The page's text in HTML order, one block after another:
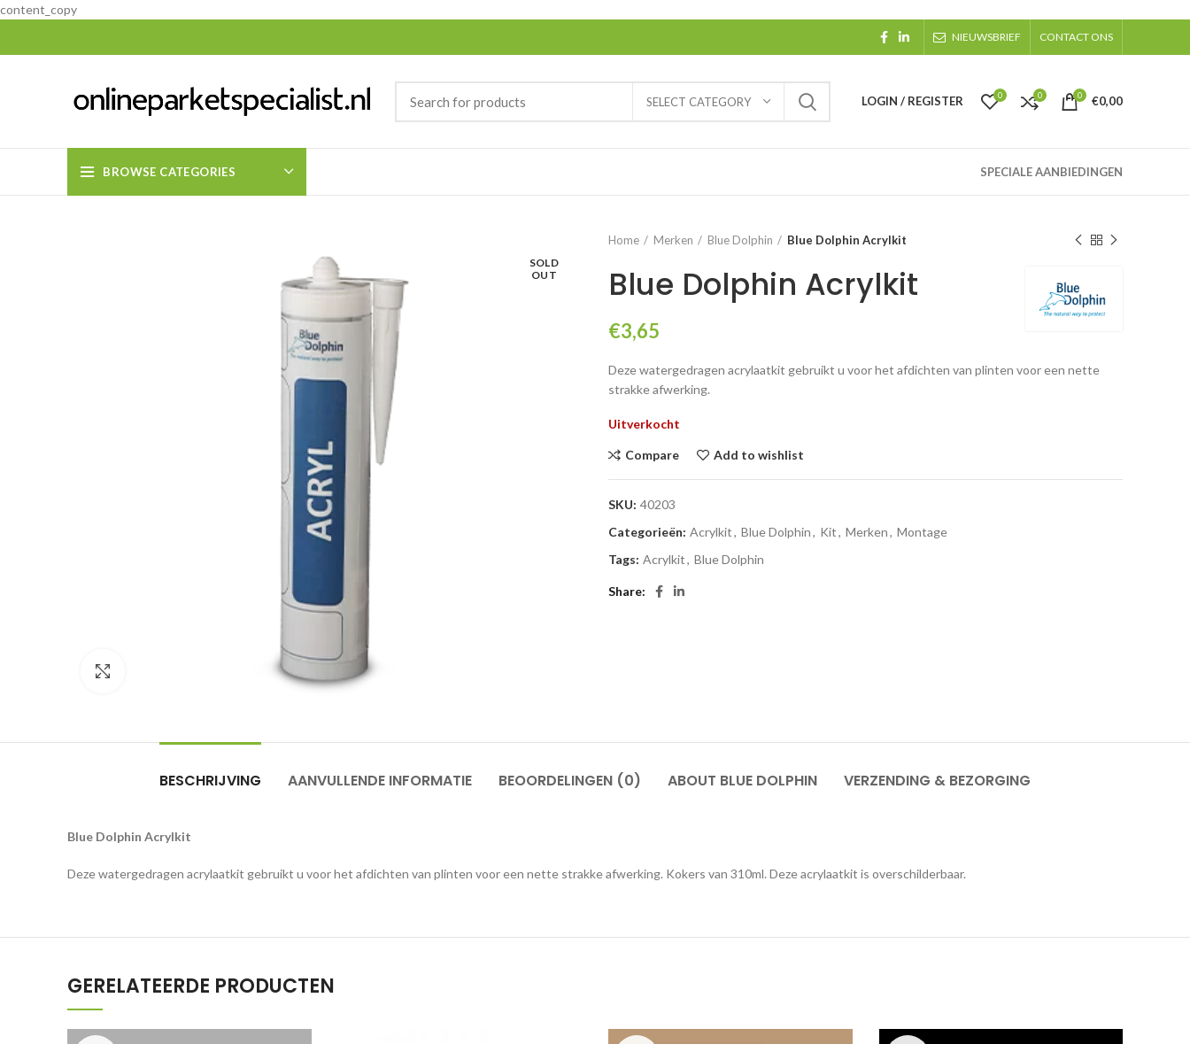
content_copy
NIEUWSBRIEF CONTACT ONS
SELECT CATEGORY LOGIN / REGISTER 0 0 0 €0,00
BROWSE CATEGORIES SPECIALE AANBIEDINGEN
SOLD
OUT
Home Merken Blue Dolphin Blue Dolphin Acrylkit
Blue Dolphin Acrylkit
€3,65
Deze watergedragen acrylaatkit gebruikt u voor het afdichten van plinten voor een nette
strakke afwerking.
Uitverkocht
Compare Add to wishlist
SKU: 40203
Categorieën: Acrylkit, Blue Dolphin, Kit, Merken, Montage
Tags: Acrylkit, Blue Dolphin
Share
BESCHRIJVING AANVULLENDE INFORMATIE BEOORDELINGEN (0) ABOUT BLUE DOLPHIN VERZENDING & BEZORGING
Blue Dolphin Acrylkit
Deze watergedragen acrylaatkit gebruikt u voor het afdichten van plinten voor een nette strakke afwerking. Kokers van 310ml. Deze acrylaatkit is overschilderbaar.
GERELATEERDE PRODUCTEN